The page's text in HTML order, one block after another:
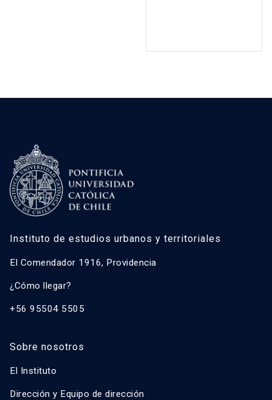
Instituto de estudios urbanos y territoriales
El Comendador 1916, Providencia
¿Cómo llegar?
+56 95504 5505
Sobre nosotros
El Instituto
Dirección y Equipo de dirección